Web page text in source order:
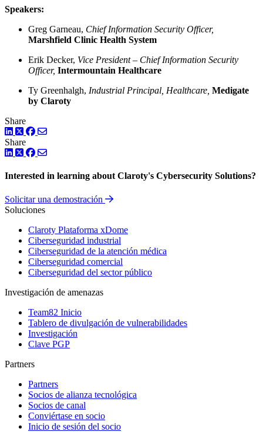
Speakers:
Greg Garneau, Chief Information Security Officer,
Marshfield Clinic Health System
Erik Decker, Vice President – Chief Information Security
Officer, Intermountain Healthcare
Ty Greenhalgh, Industrial Principal, Healthcare, Medigate
by Claroty
Share
LinkedIn
TwitterFacebook
Share
LinkedIn
TwitterFacebook
Interested in learning about Claroty's Cybersecurity Solutions?
Solicitar una demostración
Soluciones
Claroty Plataforma xDome
Ciberseguridad industrial
Ciberseguridad de la atención médica
Ciberseguridad comercial
Ciberseguridad del sector público
Investigación de amenazas
Team82 Inicio
Tablero de divulgación de vulnerabilidades
Investigación
Clave PGP
Partners
Partners
Socios de alianza tecnológica
Socios de canal
Conviértase en socio
Inicio de sesión del socio